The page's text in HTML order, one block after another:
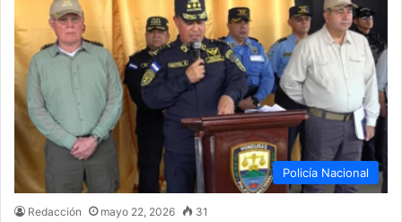
Policía Nacional
Redacción mayo 22, 2026 31